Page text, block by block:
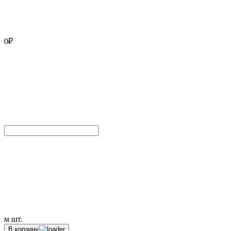
0₽
м шт.
В корзину